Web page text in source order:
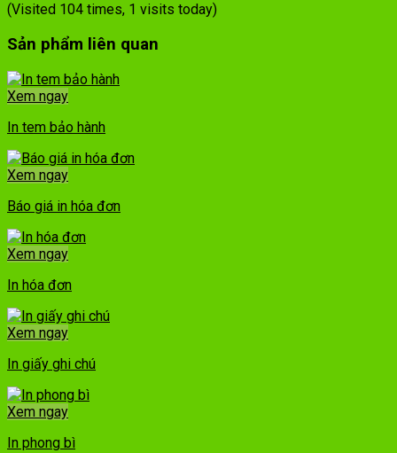
(Visited 104 times, 1 visits today)
Sản phẩm liên quan
Xem ngay
In tem bảo hành
Xem ngay
Báo giá in hóa đơn
Xem ngay
In hóa đơn
Xem ngay
In giấy ghi chú
Xem ngay
In phong bì